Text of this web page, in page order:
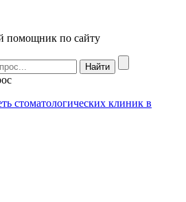
помощник по сайту
стоматологических клиник в